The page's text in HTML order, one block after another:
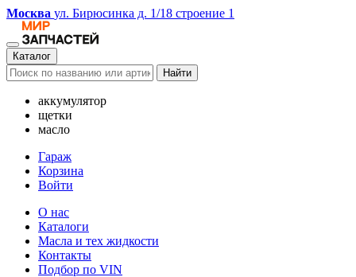
Москва ул. Бирюсинка д. 1/18 строение 1
Каталог
Найти
аккумулятор
щетки
масло
Гараж
Корзина
Войти
О нас
Каталоги
Масла и тех жидкости
Контакты
Подбор по VIN